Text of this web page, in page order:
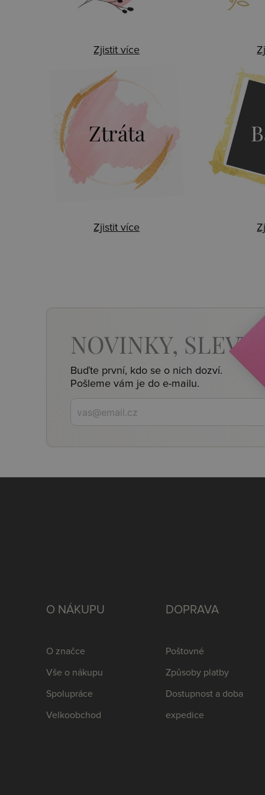
Zjistit více
Ztráta
Zjistit více
NOVINKY,
Buďte první, kdo se o nich dozví.
Pošleme vám je do e-mailu.
O NÁKUPU
O značce
Vše o nákupu
Spolupráce
Velkoobchod
DOPRAVA
Poštovné
Způsoby platby
Dostupnost a doba
expedice